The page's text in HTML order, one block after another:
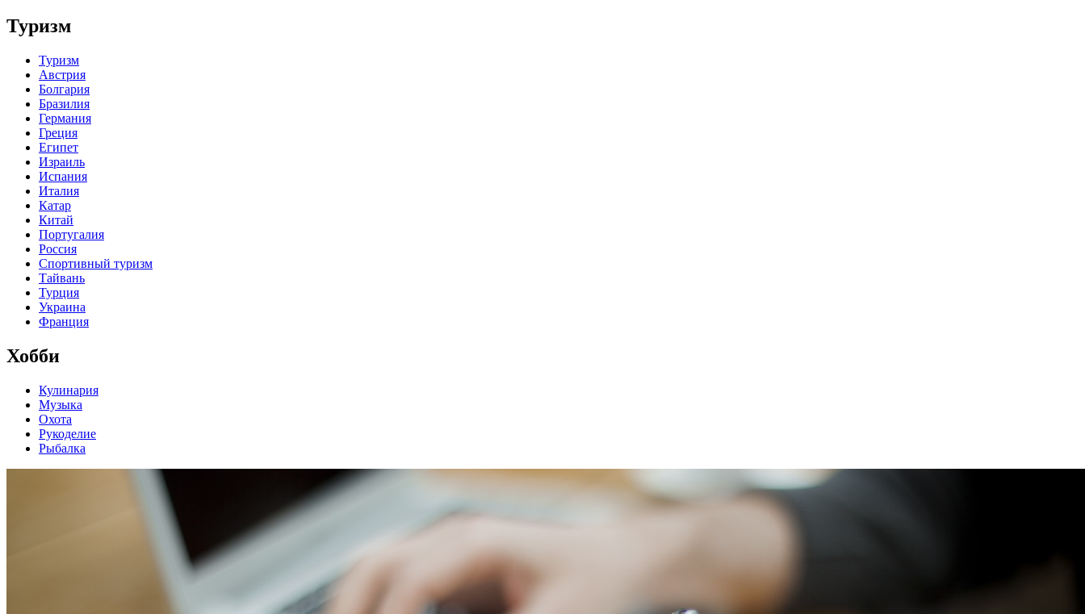
Туризм
Туризм
Австрия
Болгария
Бразилия
Германия
Греция
Египет
Израиль
Испания
Италия
Катар
Китай
Португалия
Россия
Спортивный туризм
Тайвань
Турция
Украина
Франция
Хобби
Кулинария
Музыка
Охота
Рукоделие
Рыбалка